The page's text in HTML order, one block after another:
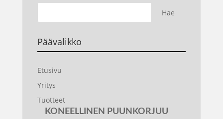
Päävalikko
Etusivu
Yritys
Tuotteet
KONEELLINEN PUUNKORJUU